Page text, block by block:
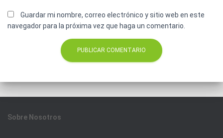
Guardar mi nombre, correo electrónico y sitio web en este
navegador para la próxima vez que haga un comentario.
Sobre Nosotros